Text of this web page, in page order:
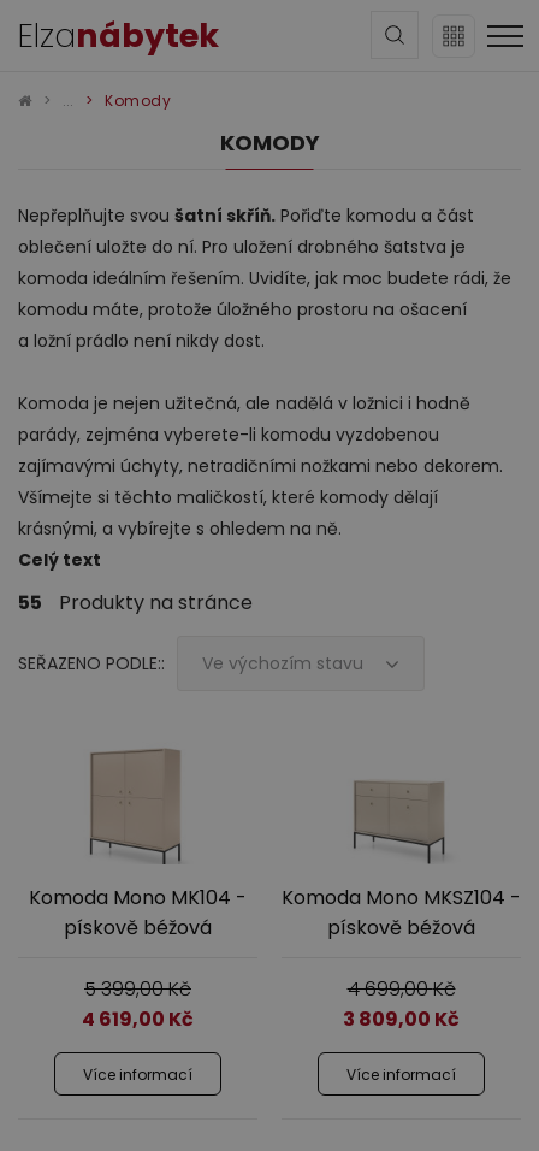
Elzanábytek
Sedací soupravy
Obývací pokoj
Dětský nábytek
Komody
KOMODY
Nepřeplňujte svou šatní skříň. Pořiďte komodu a část
oblečení uložte do ní. Pro uložení drobného šatstva je
komoda ideálním řešením. Uvidíte, jak moc budete rádi, že
komodu máte, protože úložného prostoru na ošacení
a ložní prádlo není nikdy dost.
Komoda je nejen užitečná, ale nadělá v ložnici i hodně
parády, zejména vyberete-li komodu vyzdobenou
zajímavými úchyty, netradičními nožkami nebo dekorem.
Všímejte si těchto maličkostí, které komody dělají
krásnými, a vybírejte s ohledem na ně.
Celý text
55 Produkty na stránce
SEŘAZENO PODLE:: Ve výchozím stavu
Komoda Mono MK104 -
pískově béžová
5 399,00Kč
4 619,00 Kč
Více informací
Komoda Mono MKSZ104 -
pískově béžová
4 699,00Kč
3 809,00 Kč
Více informací